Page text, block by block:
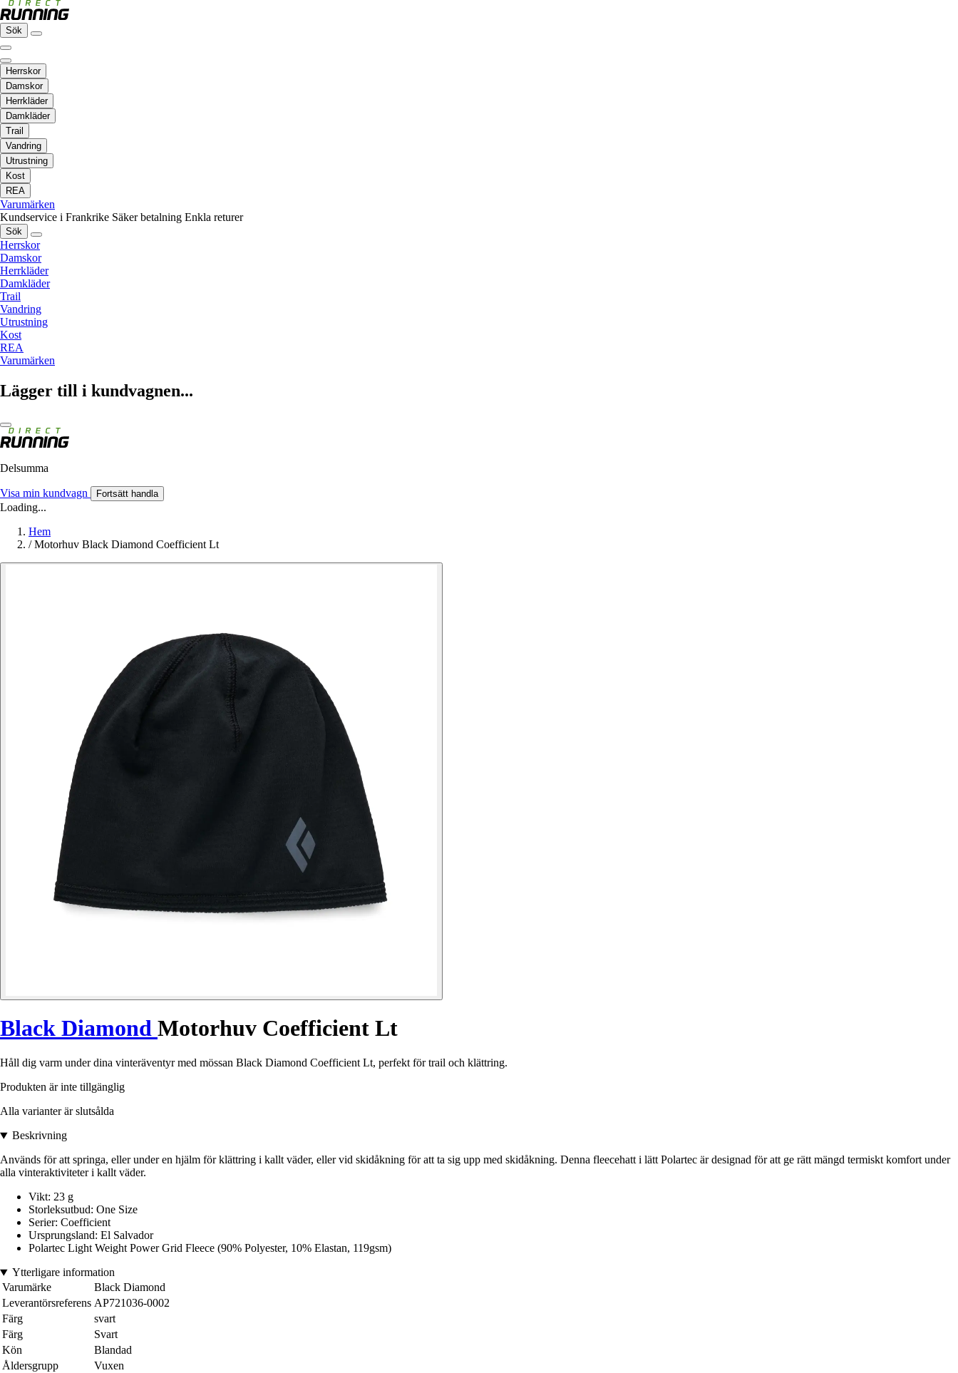
Sök
Herrskor
Damskor
Herrkläder
Damkläder
Trail
Vandring
Utrustning
Kost
REA
Varumärken
Kundservice i Frankrike Säker betalning Enkla returer
Sök
Herrskor
Damskor
Herrkläder
Damkläder
Trail
Vandring
Utrustning
Kost
REA
Varumärken
Lägger till i kundvagnen...
Delsumma
Visa min kundvagn Fortsätt handla
Loading...
Hem
/ Motorhuv Black Diamond Coefficient Lt
Black Diamond Motorhuv Coefficient Lt
Håll dig varm under dina vinteräventyr med mössan Black Diamond Coefficient Lt, perfekt för trail och klättring.
Produkten är inte tillgänglig
Alla varianter är slutsålda
Beskrivning
Används för att springa, eller under en hjälm för klättring i kallt väder, eller vid skidåkning för att ta sig upp med skidåkning. Denna fleecehatt i lätt Polartec är designad för att ge rätt mängd termiskt komfort under
alla vinteraktiviteter i kallt väder.
Vikt: 23 g
Storleksutbud: One Size
Serier: Coefficient
Ursprungsland: El Salvador
Polartec Light Weight Power Grid Fleece (90% Polyester, 10% Elastan, 119gsm)
Ytterligare information
Varumärke
Black Diamond
Leverantörsreferens AP721036-0002
Färg
svart
Färg
Svart
Kön
Blandad
Åldersgrupp
Vuxen